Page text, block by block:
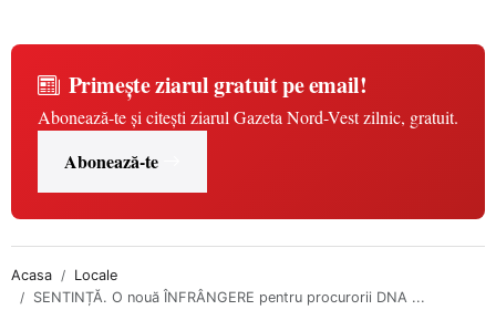
Primește ziarul gratuit pe email!
Abonează-te și citești ziarul Gazeta Nord-Vest zilnic, gratuit.
Abonează-te
Acasa
Locale
SENTINȚĂ. O nouă ÎNFRÂNGERE pentru procurorii DNA ...